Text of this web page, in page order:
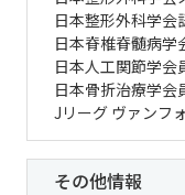
日本整形外科学会
日本脊椎脊髄病学
日本人工関節学会
日本骨折治療学会
Jリーグ ヴァンフ
その他情報